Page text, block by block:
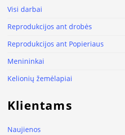
Visi darbai
Reprodukcijos ant drobės
Reprodukcijos ant Popieriaus
Menininkai
Kelionių žemėlapiai
Klientams
Naujienos